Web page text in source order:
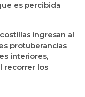
es percibida
ingresan al
protuberancias
interiores,
recorrer los